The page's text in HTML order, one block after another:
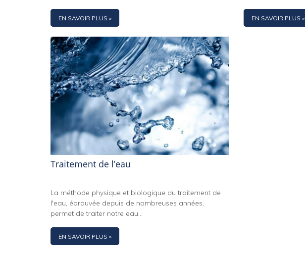
EN SAVOIR PLUS » EN SAVOIR PLUS »
Traitement de l’eau
La méthode physique et biologique du traitement de
l'eau, éprouvée depuis de nombreuses années,
permet de traiter notre eau...
EN SAVOIR PLUS »